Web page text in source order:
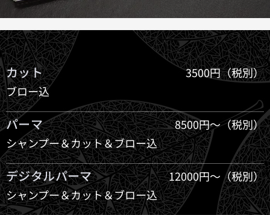
カット
ブロー込
3500円（税別）
パーマ
シャンプー＆カット＆ブロー込
8500円～（税別）
デジタルパーマ
シャンプー＆カット＆ブロー込
12000円～（税別）